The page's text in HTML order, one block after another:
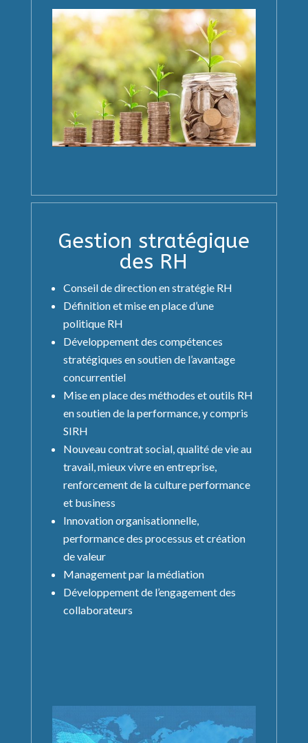
Gestion stratégique
des RH
Conseil de direction en stratégie RH
Définition et mise en place d’une
politique RH
Développement des compétences
stratégiques en soutien de l’avantage
concurrentiel
Mise en place des méthodes et outils RH
en soutien de la performance, y compris
SIRH
Nouveau contrat social, qualité de vie au
travail, mieux vivre en entreprise,
renforcement de la culture performance
et business
Innovation organisationnelle,
performance des processus et création
de valeur
Management par la médiation
Développement de l’engagement des
collaborateurs